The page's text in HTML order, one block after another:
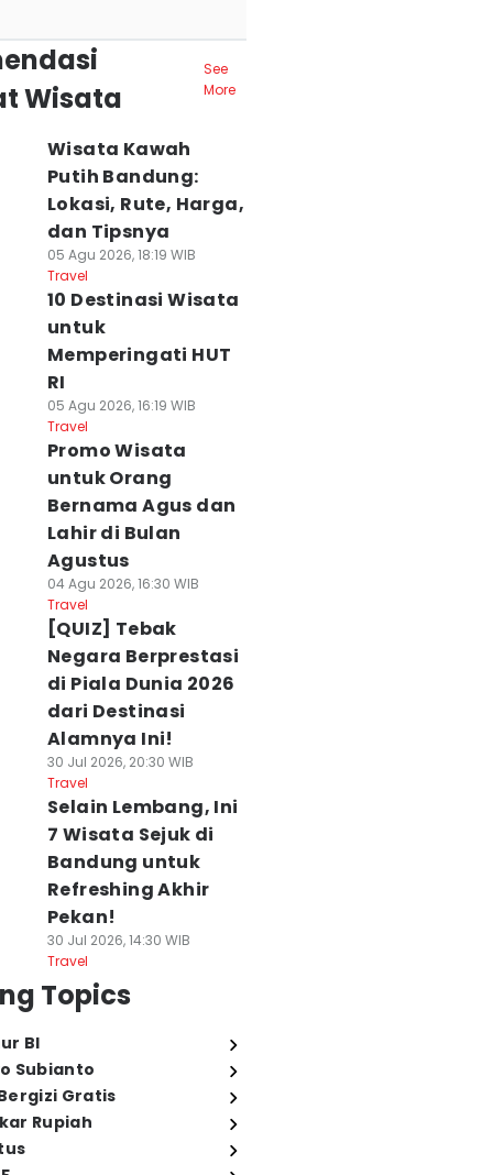
Wisata
See
More
Wisata Kawah
Putih Bandung:
Lokasi, Rute, Harga,
dan Tipsnya
05 Agu 2026, 18:19 WIB
Travel
10 Destinasi Wisata
untuk
Memperingati HUT
RI
05 Agu 2026, 16:19 WIB
Travel
Promo Wisata
untuk Orang
Bernama Agus dan
Lahir di Bulan
Agustus
04 Agu 2026, 16:30 WIB
Travel
[QUIZ] Tebak
Negara Berprestasi
di Piala Dunia 2026
dari Destinasi
Alamnya Ini!
30 Jul 2026, 20:30 WIB
Travel
Selain Lembang, Ini
7 Wisata Sejuk di
Bandung untuk
Refreshing Akhir
Pekan!
30 Jul 2026, 14:30 WIB
Travel
Topics
BI
Subianto
Gratis
Rupiah